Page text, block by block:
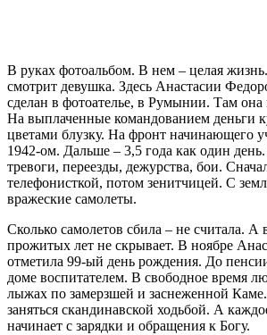
В руках фотоальбом. В нем – целая
смотрит девушка. Здесь Анастасии
сделан в фотоателье, в Румынии. Там она
На выплаченные командованием деньги
цветами блузку. На фронт начинающего
1942-ом. Дальше – 3,5 года как один
тревоги, переезды, дежурства, бои.
телефонисткой, потом зенитчицей. С
вражеские самолеты.
Сколько самолетов сбила – не считала. А
прожитых лет не скрывает. В ноябре
отметила 99-ый день рождения. До
доме воспитателем. В свободное время
лыжах по замерзшей и заснеженной
заняться скандинавской ходьбой. А
начинает с зарядки и обращения к Богу.